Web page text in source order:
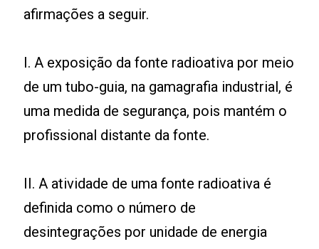
afirmações a seguir.
I. A exposição da fonte radioativa por meio
de um tubo-guia, na gamagrafia industrial, é
uma medida de segurança, pois mantém o
profissional distante da fonte.
II. A atividade de uma fonte radioativa é
definida como o número de
desintegrações por unidade de energia